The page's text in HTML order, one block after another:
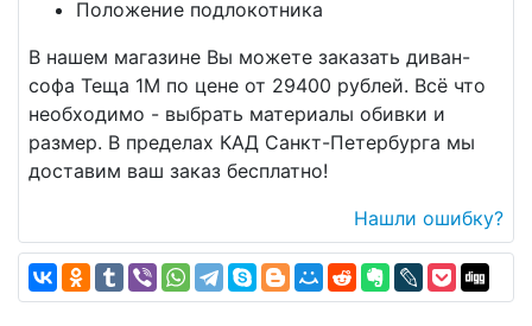
Положение подлокотника
В нашем магазине Вы можете заказать диван-
софа Теща 1М по цене от 29400 рублей. Всё что
необходимо - выбрать материалы обивки и
размер. В пределах КАД Санкт-Петербурга мы
доставим ваш заказ бесплатно!
Нашли ошибку?